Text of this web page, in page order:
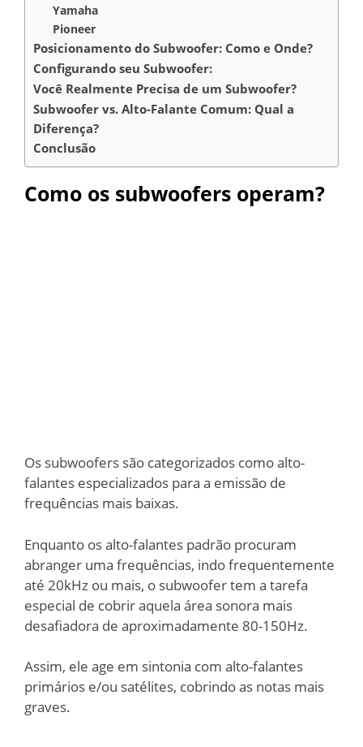
Yamaha
Pioneer
Posicionamento do Subwoofer: Como e Onde?
Configurando seu Subwoofer:
Você Realmente Precisa de um Subwoofer?
Subwoofer vs. Alto-Falante Comum: Qual a
Diferença?
Conclusão
Como os subwoofers operam?
Os subwoofers são categorizados como alto-
falantes especializados para a emissão de
frequências mais baixas.
Enquanto os alto-falantes padrão procuram
abranger uma frequências, indo frequentemente
até 20kHz ou mais, o subwoofer tem a tarefa
especial de cobrir aquela área sonora mais
desafiadora de aproximadamente 80-150Hz.
Assim, ele age em sintonia com alto-falantes
primários e/ou satélites, cobrindo as notas mais
graves.